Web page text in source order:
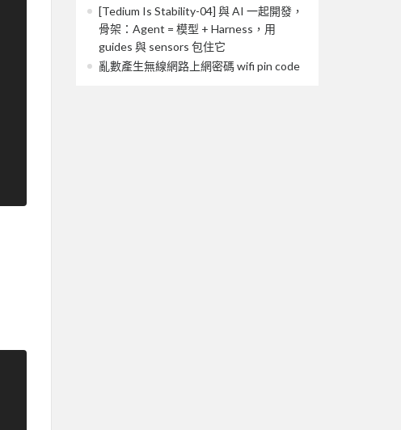
[Tedium Is Stability-04] 與 AI 一起開發，
骨架：Agent = 模型 + Harness，用
guides 與 sensors 包住它
亂數產生無線網路上網密碼 wifi pin code